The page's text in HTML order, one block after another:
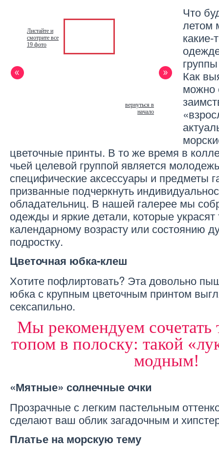
Листайте и
смотрите все
19 фото
вернуться в
начало
Что
летом
Как
можно
цветочные принты. В то же время в
чьей целевой группой является
специфические аксессуары и предметы
призванные подчеркнуть
обладательниц. В нашей галерее мы
одежды и яркие детали, которые украсят
календарному возрасту или состоянию
подростку.
Цветочная юбка-клеш
Хотите пофлиртовать? Эта довольно
юбка с крупным цветочным принтом
сексапильно.
Мы рекомендуем
топом в полоску: такой
модным!
«Мятные» солнечные очки
Прозрачные с легким пастельным
сделают ваш облик загадочным и
Платье на морскую тему